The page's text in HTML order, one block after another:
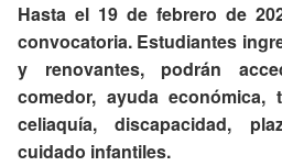
Hasta el 19 de febrero de
convocatoria. Estudiantes
y renovantes, podrán
comedor, ayuda económica,
celiaquía, discapacidad,
cuidado infantiles.